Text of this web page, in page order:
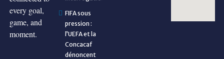
every goal,
game, and
moment.
FIFA sous
pression :
l’UEFA et la
Concacaf
dénoncent